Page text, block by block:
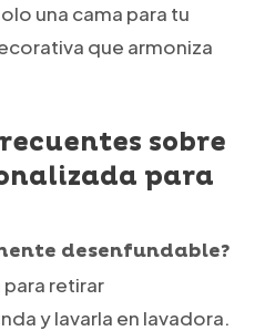
una cama para tu
que armoniza
sobre
para
desenfundable?
retirar
y lavarla en lavadora.